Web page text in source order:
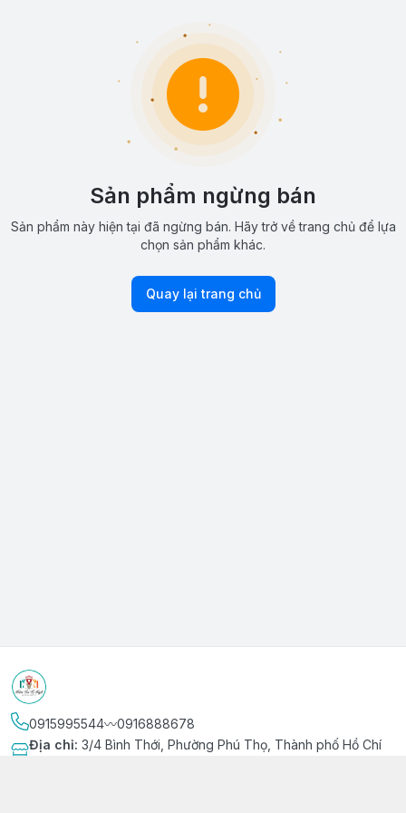
Sản phẩm ngừng bán
Sản phẩm này hiện tại đã ngừng bán. Hãy trở về trang chủ để lựa
chọn sản phẩm khác.
Quay lại trang chủ
0915995544〰️0916888678
Địa chỉ: 3/4 Bình Thới, Phường Phú Thọ, Thành phố Hồ Chí